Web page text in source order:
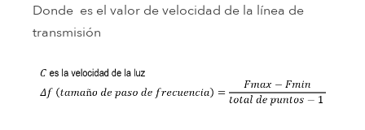
Donde es el valor de velocidad de la línea de
transmisión